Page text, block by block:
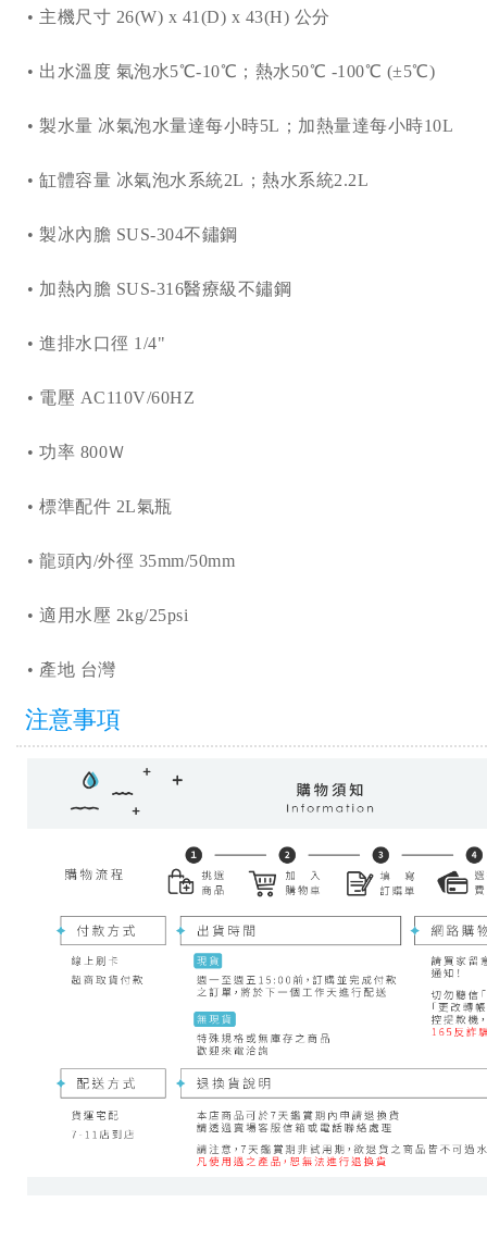
• 主機尺寸 26(W) x 41(D) x 43(H) 公分
• 出水溫度 氣泡水5℃-10℃；熱水50℃ -100℃ (±5℃)
• 製水量 冰氣泡水量達每小時5L；加熱量達每小時10L
• 缸體容量 冰氣泡水系統2L；熱水系統2.2L
• 製冰內膽 SUS-304不鏽鋼
• 加熱內膽 SUS-316醫療級不鏽鋼
• 進排水口徑 1/4"
• 電壓 AC110V/60HZ
• 功率 800Ｗ
• 標準配件 2L氣瓶
• 龍頭內/外徑 35mm/50mm
• 適用水壓 2kg/25psi
• 產地 台灣
注意事項